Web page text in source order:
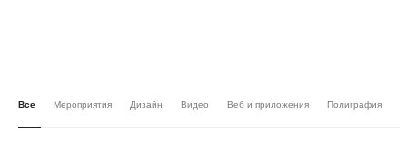
Все Мероприятия Дизайн Видео Веб и приложения Полиграфия